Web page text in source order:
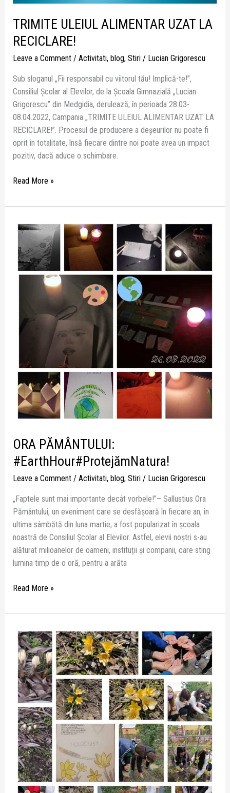
TRIMITE ULEIUL ALIMENTAR UZAT LA
RECICLARE!
Leave a Comment / Activitati, blog, Stiri/ Lucian Grigorescu
Sub sloganul „Fii responsabil cu viitorul tău! Implică-te!”,
Consiliul Școlar al Elevilor, de la Școala Gimnazială „Lucian
Grigorescu” din Medgidia, derulează, în perioada 28.03-
08.04.2022, Campania „TRIMITE ULEIUL ALIMENTAR UZAT LA
RECICLARE!”. Procesul de producere a deșeurilor nu poate fi
oprit în totalitate, însă fiecare dintre noi poate avea un impact
pozitiv, dacă aduce o schimbare.
Read More »
ORA PĂMÂNTULUI:
#EarthHour#ProtejămNatura!
Leave a Comment / Activitati, blog, Stiri/ Lucian Grigorescu
„Faptele sunt mai importante decât vorbele!”– Sallustius Ora
Pământului, un eveniment care se desfășoară în fiecare an, în
ultima sâmbătă din luna martie, a fost popularizat în școala
noastră de Consiliul Școlar al Elevilor. Astfel, elevii noștri s-au
alăturat milioanelor de oameni, instituții și companii, care sting
lumina timp de o oră, pentru a arăta
ORA
PĂMÂNTULUI:
#EarthHour#ProtejămNatura!
Read More »
Proiectul
”Crocus”